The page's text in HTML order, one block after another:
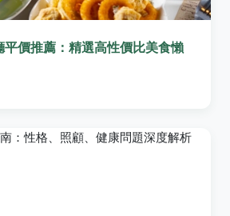
平價推薦：精選高性價比美食懶